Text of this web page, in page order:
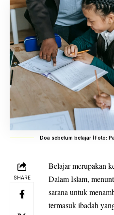
Doa sebelum belajar (Foto:
SHARE
Belajar merupakan
Dalam Islam,
sarana untuk
termasuk ibadah